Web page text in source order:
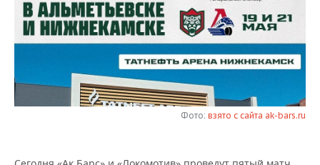
ОПК
ТРАНСПОРТ
УСЛУГИ
IT
МЕДИА
ТЕЛЕКОММУНИКАЦИИ
НОВОСТИ МЕРОПРИЯТИЙ
ВЫЕЗДНАЯ РЕДАКЦИЯ
БИЗНЕС-БРАНЧИ
СПОРТ
НОВОСТИ СПОРТА
ФУТБОЛ
ОБЩЕСТВО
НОВОСТИ ОБЩЕСТВА
ФОТОГАЛЕРЕЯ
Фото: взято с сайта ak-bars.ru